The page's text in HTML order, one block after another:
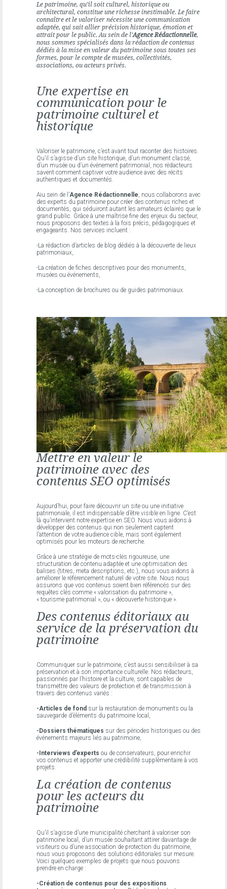
Le patrimoine, qu’il soit culturel, historique ou
architectural, constitue une richesse inestimable. Le faire
connaître et le valoriser nécessite une communication
adaptée, qui sait allier précision historique, émotion et
attrait pour le public. Au sein de l’Agence Rédactionnelle,
nous sommes spécialisés dans la rédaction de contenus
dédiés à la mise en valeur du patrimoine sous toutes ses
formes, pour le compte de musées, collectivités,
associations, ou acteurs privés.
Une expertise en
communication pour le
patrimoine culturel et
historique
Valoriser le patrimoine , c’est avant tout raconter des histoires.
Qu’il s’agisse d’un site historique, d’un monument classé,
d’un musée ou d’un événement patrimonial, nos rédacteurs
savent comment captiver votre audience avec des récits
authentiques et documentés.
Aiu sein de l’Agence Rédactionnelle , nous collaborons avec
des experts du patrimoine pour créer des contenus riches et
documentés, qui séduiront autant les amateurs éclairés que le
grand public. Grâce à une maîtrise fine des enjeux du secteur,
nous proposons des textes à la fois précis, pédagogiques et
engageants. Nos services incluent :
-La rédaction d’articles de blog dédiés à la découverte de lieux
patrimoniaux,
-La création de fiches descriptives pour des monuments,
musées ou événements,
-La conception de brochures ou de guides patrimoniaux.
Mettre en valeur le
patrimoine avec des
contenus SEO optimisés
Aujourd’hui, pour faire découvrir un site ou une initiative
patrimoniale, il est indispensable d’être visible en ligne. C’est
là qu’intervient notre expertise en SEO. Nous vous aidons à
développer des contenus qui non seulement captent
l’attention de votre audience cible, mais sont également
optimisés pour les moteurs de recherche.
Grâce à une stratégie de mots-clés rigoureuse, une
structuration de contenu adaptée et une optimisation des
balises (titres, meta descriptions, etc.), nous vous aidons à
améliorer le référencement naturel de votre site. Nous nous
assurons que vos contenus soient bien référencés sur des
requêtes clés comme « valorisation du patrimoine »,
« tourisme patrimonial », ou « découverte historique ».
Des contenus éditoriaux au
service de la préservation du
patrimoine
Communiquer sur le patrimoine, c’est aussi sensibiliser à sa
préservation et à son importance culturelle. Nos rédacteurs,
passionnés par l’histoire et la culture, sont capables de
transmettre des valeurs de protection et de transmission à
travers des contenus variés :
-Articles de fond sur la restauration de monuments ou la
sauvegarde d’éléments du patrimoine local,
-Dossiers thématiques sur des périodes historiques ou des
événements majeurs liés au patrimoine,
-Interviews d’experts ou de conservateurs, pour enrichir
vos contenus et apporter une crédibilité supplémentaire à vos
projets.
La création de contenus
pour les acteurs du
patrimoine
Qu’il s’agisse d’une municipalité cherchant à valoriser son
patrimoine local, d’un musée souhaitant attirer davantage de
visiteurs ou d’une association de protection du patrimoine,
nous vous proposons des solutions éditoriales sur mesure.
Voici quelques exemples de projets que nous pouvons
prendre en charge :
-Création de contenus pour des expositions